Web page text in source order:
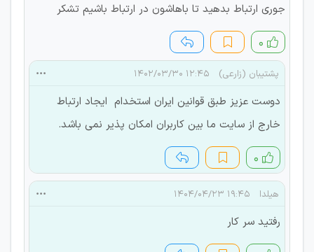
جوری ارتباط بدهید تا باهاشون در ارتباط باشیم تشکر
۰
پشتیبان (زارعی) ۱۲:۴۵ ۱۴۰۲/۰۳/۳۰
دوست عزیز طبق قوانین ایران استخدام ایجاد ارتباط
خارج از سایت ما بین کاربران امکان پذیر نمی باشد.
۰
هیلدا ۱۹:۴۵ ۱۴۰۴/۰۴/۲۳
رفتید سر کار